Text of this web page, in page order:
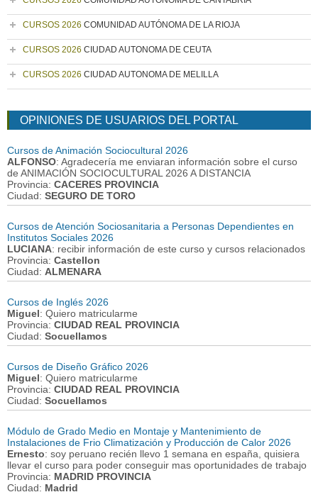
CURSOS 2026 COMUNIDAD AUTÓNOMA DE LA RIOJA
CURSOS 2026 CIUDAD AUTONOMA DE CEUTA
CURSOS 2026 CIUDAD AUTONOMA DE MELILLA
OPINIONES DE USUARIOS DEL PORTAL
Cursos de Animación Sociocultural 2026
ALFONSO: Agradecería me enviaran información sobre el curso
de ANIMACIÓN SOCIOCULTURAL 2026 A DISTANCIA
Provincia: CACERES PROVINCIA
Ciudad: SEGURO DE TORO
Cursos de Atención Sociosanitaria a Personas Dependientes en
Institutos Sociales 2026
LUCIANA: recibir información de este curso y cursos relacionados
Provincia: Castellon
Ciudad: ALMENARA
Cursos de Inglés 2026
Miguel: Quiero matricularme
Provincia: CIUDAD REAL PROVINCIA
Ciudad: Socuellamos
Cursos de Diseño Gráfico 2026
Miguel: Quiero matricularme
Provincia: CIUDAD REAL PROVINCIA
Ciudad: Socuellamos
Módulo de Grado Medio en Montaje y Mantenimiento de
Instalaciones de Frio Climatización y Producción de Calor 2026
Ernesto: soy peruano recién llevo 1 semana en españa, quisiera
llevar el curso para poder conseguir mas oportunidades de trabajo
Provincia: MADRID PROVINCIA
Ciudad: Madrid